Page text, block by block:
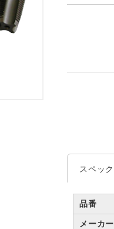
スペック
品番
メーカー